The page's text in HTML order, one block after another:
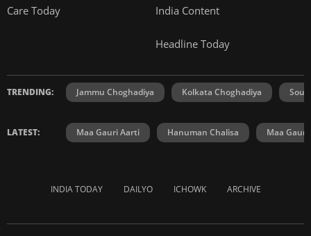
Care Today India Content
Headline Today
TRENDING: Jammu Choghadiya Kolkata Choghadiya
LATEST: Maa Gauri Aarti Hanuman Chalisa Maa Gauri
INDIA TODAY DAILYO ICHOWK ARCHIVE